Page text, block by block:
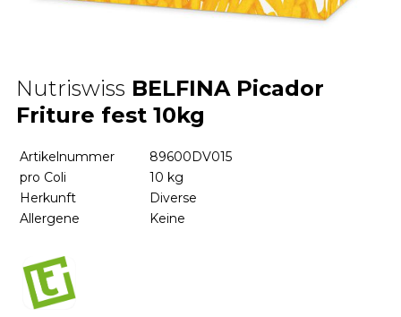
Nutriswiss BELFINA Picador
Friture fest 10kg
Artikelnummer
89600DV015
pro Coli
10 kg
Herkunft
Diverse
Allergene
Keine